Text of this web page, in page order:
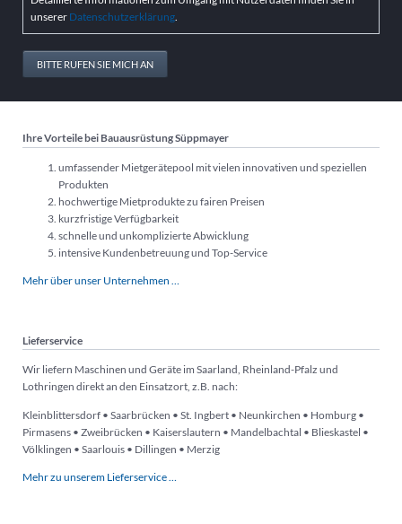
unserer Datenschutzerklärung.
BITTE RUFEN SIE MICH AN
Ihre Vorteile bei Bauausrüstung Süppmayer
umfassender Mietgerätepool mit vielen innovativen und speziellen
Produkten
hochwertige Mietprodukte zu fairen Preisen
kurzfristige Verfügbarkeit
schnelle und unkomplizierte Abwicklung
intensive Kundenbetreuung und Top-Service
Mehr über unser Unternehmen …
Lieferservice
Wir liefern Maschinen und Geräte im Saarland, Rheinland-Pfalz und
Lothringen direkt an den Einsatzort, z.B. nach:
Kleinblittersdorf • Saarbrücken • St. Ingbert • Neunkirchen • Homburg •
Pirmasens • Zweibrücken • Kaiserslautern • Mandelbachtal • Blieskastel •
Völklingen • Saarlouis • Dillingen • Merzig
Mehr zu unserem Lieferservice …